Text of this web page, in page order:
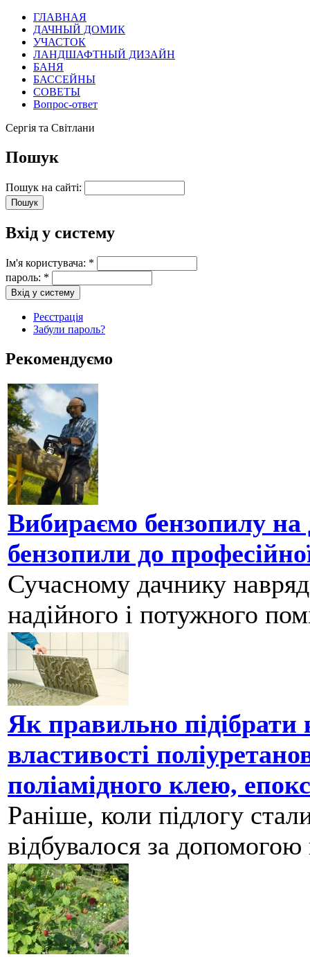
ГЛАВНАЯ
ДАЧНЫЙ ДОМИК
УЧАСТОК
ЛАНДШАФТНЫЙ ДИЗАЙН
БАНЯ
БАССЕЙНЫ
СОВЕТЫ
Вопрос-ответ
Сергія та Світлани
Пошук
Пошук на сайті:
Вхід у систему
Ім'я користувача: *
пароль: *
Реєстрація
Забули пароль?
Рекомендуємо
Вибираємо бензопилу на
бензопили до
Сучасному дачнику
надійного і потужного
Як правильно підібрати
властивості
поліамідного клею,
Раніше, коли підлогу
відбувалося за